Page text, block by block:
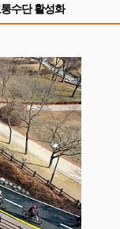
수단 활성화